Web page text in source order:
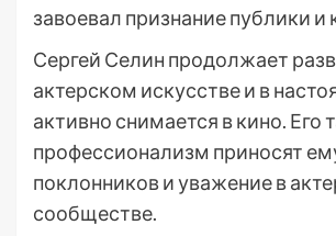
завоевал признание публики и
Сергей Селин продолжает
актерском искусстве и в
активно снимается в кино. Его
профессионализм приносят
поклонников и уважение в
сообществе.